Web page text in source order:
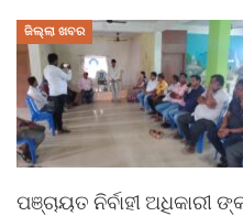
ଜିଲ୍ଲା ଖବର
ପଞ୍ଚାୟତ ନିର୍ବାହୀ ଅଧିକାରୀ